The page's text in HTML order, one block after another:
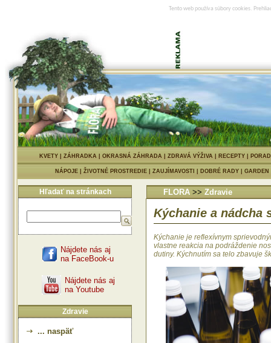
Tento web používa súbory cookies.
KVETY| ZÁHRADKA| OKRASNÁ ZÁHRADA| ZDRAVÁ VÝŽIVA| RECEPTY|
NÁPOJE ŽIVOTNÉ PROSTREDIE ZAUJÍMAVOSTI DOBRÉ RADY
Hľadať na stránkach
Nájdete nás aj
na FaceBook-u
Nájdete nás aj
na Youtube
Zdravie
... naspäť
FLORA >> Zdravie
Kýchanie a nádcha
Kýchanie je reflexívnym
vlastne reakcia na podráždenie
dutiny. Kýchnutím sa telo zbavuje